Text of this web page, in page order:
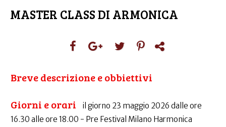
MASTER CLASS DI ARMONICA
Breve descrizione e obbiettivi
Giorni e orari
il giorno 23 maggio 2026 dalle ore
16.30 alle ore 18.00 - Pre Festival Milano Harmonica